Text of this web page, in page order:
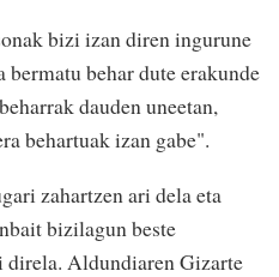
bizi izan diren ingurune
bermatu behar dute erakunde
dauden uneetan,
behartuak izan gabe".
zahartzen ari dela eta
bizilagun beste
direla. Aldundiaren Gizarte